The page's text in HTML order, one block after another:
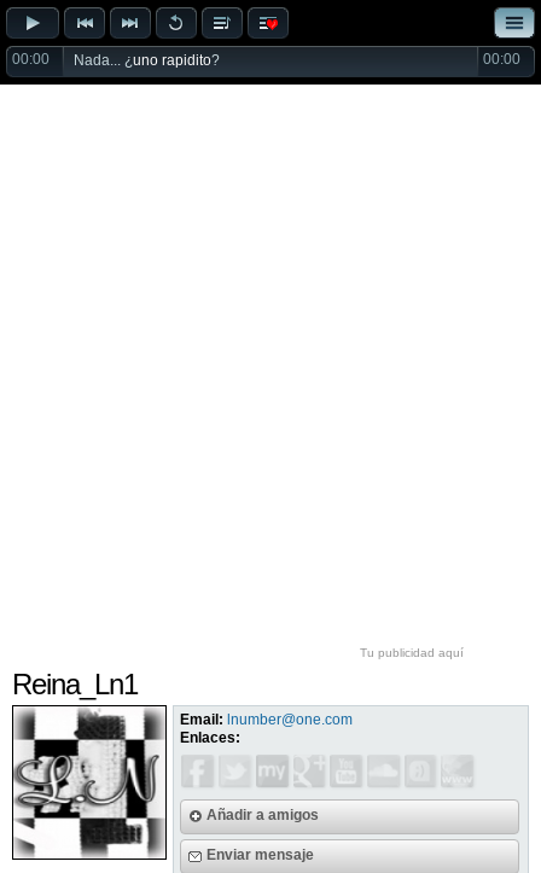
00:00 Nada... ¿uno rapidito? 00:00
Tu publicidad aquí
Reina_Ln1
Email: lnumber@one.com
Enlaces:
Añadir a amigos
Enviar mensaje